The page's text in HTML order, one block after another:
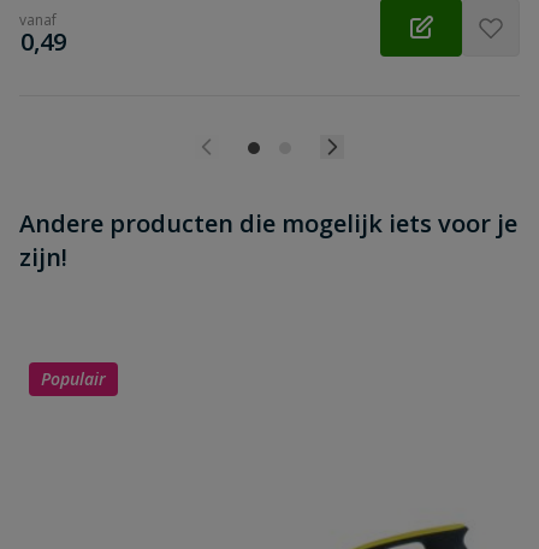
vanaf
€
0,49
Andere producten die mogelijk iets voor je
zijn!
Populair